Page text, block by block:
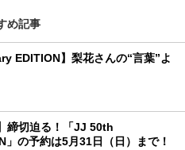
め記事
EDITION】梨花さんの“言葉”よ
締切迫る！「JJ 50th
の予約は5月31日（日）まで！